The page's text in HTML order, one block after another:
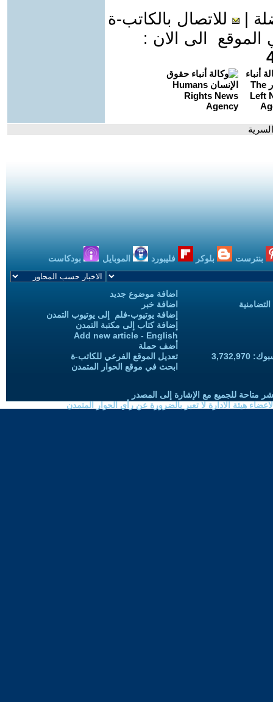
للاتصال بالكاتب-ة
الى الان :
بنترست بلوكر فليبورد الموبايل بودكاست
اضافة موضوع جديد
اضافة خبر
إضافة يوتيوب-فلم إلى يوتيوب التمدن
إضافة كتاب إلى مكتبة التمدن
Add new article - English
أضف حملة
تعديل الموقع الفرعي للكاتب-ة
ابحث في موقع الحوار المتمدن
متاحة للجميع مع الإشارة إلى المصدر
هيئة الادارة لا تعبر بالضرورة عن رأي الحوار المتمدن